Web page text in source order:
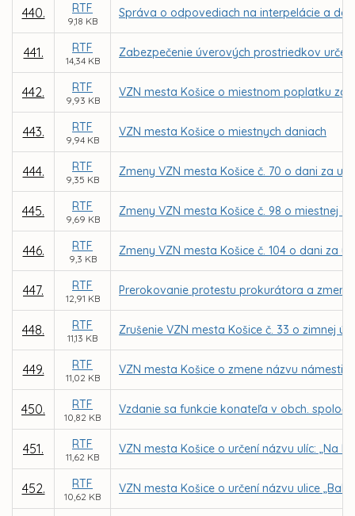
440. RTF
9,18 KB
Správa o odpovediach na interpelácie a
441. RTF
14,34 KB
Zabezpečenie úverových prostriedkov
442. RTF
9,93 KB
VZN mesta Košice o miestnom poplatku
443. RTF
9,94 KB
VZN mesta Košice o miestnych daniach
444. RTF
9,35 KB
Zmeny VZN mesta Košice č. 70 o dani za
445. RTF
9,69 KB
Zmeny VZN mesta Košice č. 98 o miestnej
446. RTF
9,3 KB
Zmeny VZN mesta Košice č. 104 o dani za
447. RTF
12,91 KB
Prerokovanie protestu prokurátora a
448. RTF
11,13 KB
Zrušenie VZN mesta Košice č. 33 o zimnej
449. RTF
11,02 KB
VZN mesta Košice o zmene názvu námestia
450. RTF
10,82 KB
Vzdanie sa funkcie konateľa v obch.
451. RTF
11,62 KB
VZN mesta Košice o určení názvu ulíc: „Na
452. RTF
10,62 KB
VZN mesta Košice o určení názvu ulice